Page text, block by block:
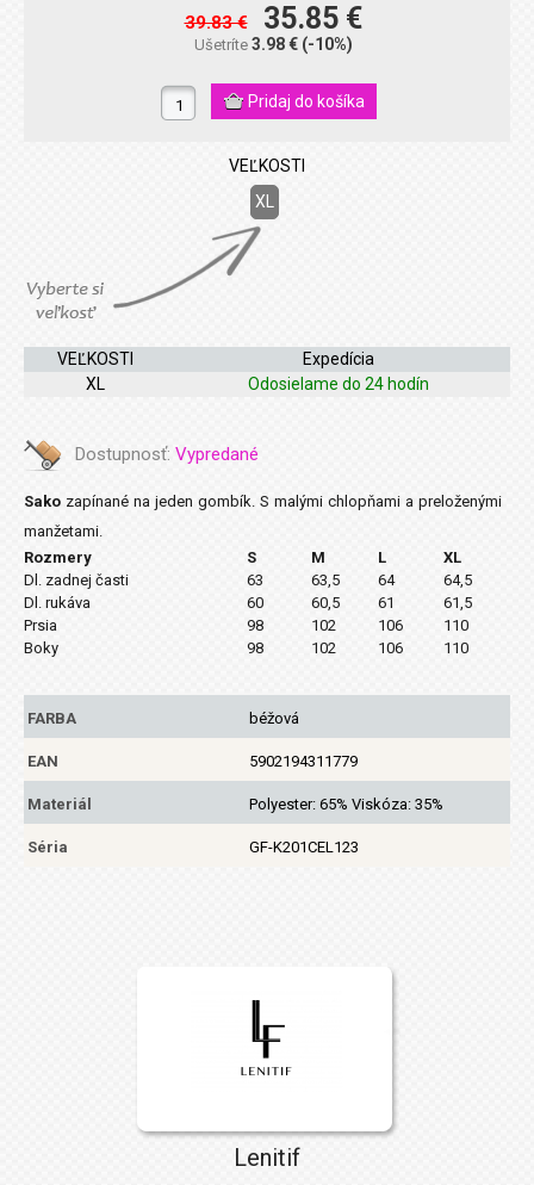
39.83 € 35.85 €
Ušetríte 3.98 € (-10%)
VEĽKOSTI
XL
VEĽKOSTI
Expedícia
XL
Odosielame do 24 hodín
Dostupnosť: Vypredané
Sako zapínané na jeden gombík. S malými chlopňami a preloženými
manžetami.
Rozmery
S M L
XL
Dl. zadnej časti
63 63,5 64
64,5
Dl. rukáva
60 60,5 61
61,5
Prsia
98 102 106
110
Boky
98 102 106 110
FARBA béžová
EAN 5902194311779
Materiál Polyester: 65% Viskóza: 35%
Séria GF-K201CEL123
Lenitif